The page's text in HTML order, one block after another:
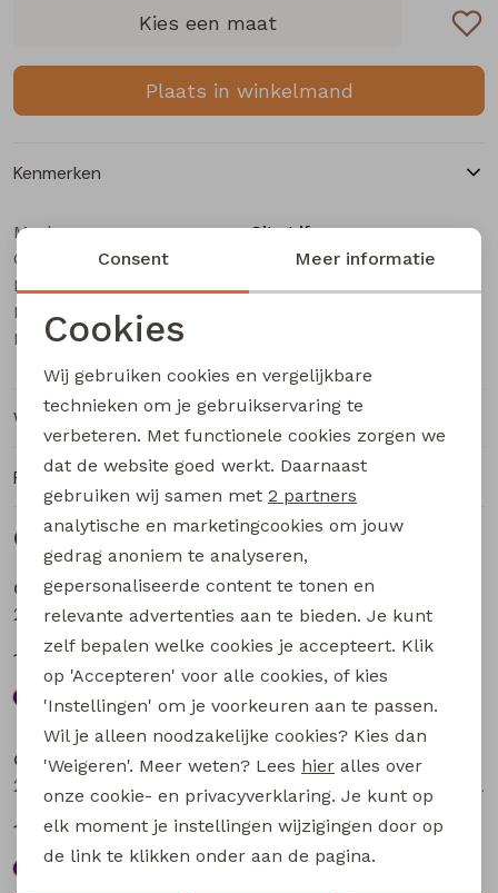
Bermuda's
Kies een maat
Plaats in winkelmand
Kenmerken
Merk
City Life
Categorie
Dames T-Shirt km
Leverancierscode
213874 W20020
Bestelcode
Kleur
Winkelvoorraad
Ruilen en retourneren
Gerelateerde producten
City Life
211571A-01* W20016 dames T-shirt km bruin
13,49
17,99
City Life
13,49
17,99
Sale
City Life
13,49
17,99
City Life
213873 W20014 dames T-shirt km Bruin
13,49 17,99
Noodzakelijke cookies
Analytische cookies
Marketing cookies
Consent Meer informatie
Cookies
Wij gebruiken cookies en vergelijkbare
technieken om je gebruikservaring te
verbeteren. Met functionele cookies zorgen we
dat de website goed werkt. Daarnaast
gebruiken wij samen met 2 partners
analytische en marketingcookies om jouw
gedrag anoniem te analyseren,
gepersonaliseerde content te tonen en
relevante advertenties aan te bieden. Je kunt
zelf bepalen welke cookies je accepteert. Klik
op 'Accepteren' voor alle cookies, of kies
'Instellingen' om je voorkeuren aan te passen.
Wil je alleen noodzakelijke cookies? Kies dan
'Weigeren'. Meer weten? Lees hier alles over
onze cookie- en privacyverklaring. Je kunt op
elk moment je instellingen wijzigingen door op
de link te klikken onder aan de pagina.